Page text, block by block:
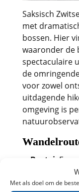
Met als doel om de
Saksisch
met
bossen. Hier
waaronder de
spectaculaire
de
voor zowel
uitdagende
omgeving is
Bastei :
beroemde
uitzicht.